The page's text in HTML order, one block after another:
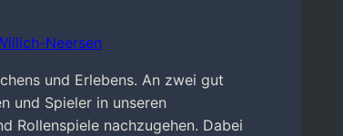
Neersen
und Erlebens. An zwei gut
und Spieler in unseren
Rollenspiele nachzugehen. Dabei